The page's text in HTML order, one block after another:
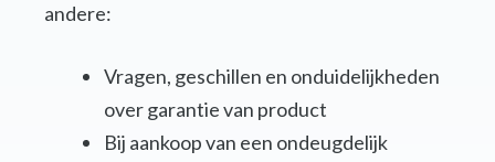
andere:
Vragen, geschillen en onduidelijkheden
over garantie van product
Bij aankoop van een ondeugdelijk